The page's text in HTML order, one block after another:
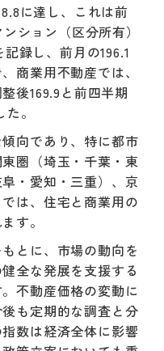
に達し、これは前
ション（区分所有）
録し、前月の196.1
商業用不動産では、
後169.9と前四半期
。
向であり、特に都市
圏（埼玉・千葉・東
・愛知・三重）、京
は、住宅と商業用の
す。
とに、市場の動向を
全な発展を支援する
不動産価格の変動に
も定期的な調査と分
数は経済全体に影響